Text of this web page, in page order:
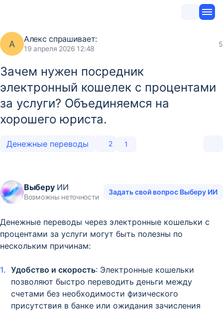
А Алекс спрашивает:
19 апреля 2026 12:48
5
Зачем нужен посредник
электронный кошелек с процентами
за услуги? Объединяемся на
хорошего юриста.
Денежные переводы 2 1
ВыберуИИ
Возможны неточности
Задать свой вопрос Выберу ИИ
Денежные переводы через электронные кошельки с
процентами за услуги могут быть полезны по
нескольким причинам:
Удобство и скорость: Электронные кошельки
позволяют быстро переводить деньги между
счетами без необходимости физического
присутствия в банке или ожидания зачисления